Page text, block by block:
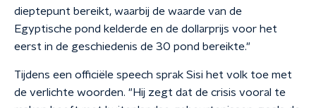
dieptepunt bereikt, waarbij de waarde van de
Egyptische pond kelderde en de dollarprijs voor het
eerst in de geschiedenis de 30 pond bereikte."
Tijdens een officiële speech sprak Sisi het volk toe met
de verlichte woorden. "Hij zegt dat de crisis vooral te